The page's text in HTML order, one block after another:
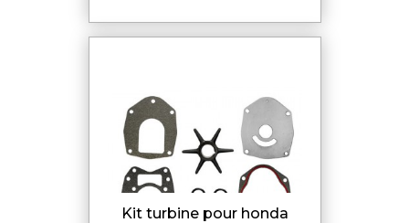
kit turbine pour honda